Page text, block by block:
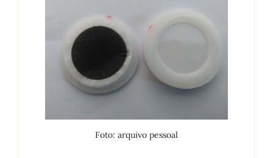
Foto: arquivo pessoal